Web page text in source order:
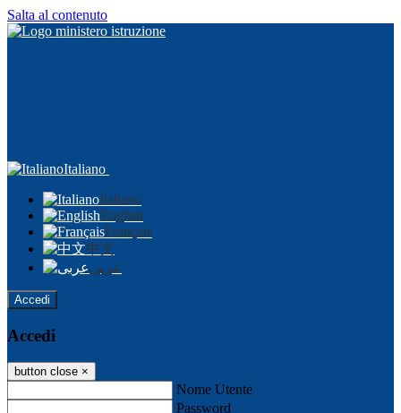
Salta al contenuto
Italiano
Italiano
English
Français
中文
عربى
Accedi
Accedi
button close ×
Nome Utente
Password